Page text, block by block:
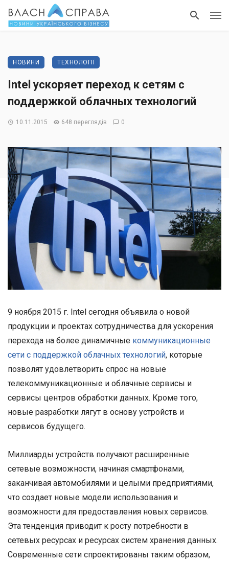
НОВИНИ ТЕХНОЛОГІЇ
Intel ускоряет переход к сетям с
поддержкой облачных технологий
10.11.2015 648 переглядів 0
9 ноября 2015 г. Intel сегодня объявила о новой
продукции и проектах сотрудничества для ускорения
перехода на более динамичные коммуникационные
сети с поддержкой облачных технологий, которые
позволят удовлетворить спрос на новые
телекоммуникационные и облачные сервисы и
сервисы центров обработки данных. Кроме того,
новые разработки лягут в основу устройств и
сервисов будущего.
Миллиарды устройств получают расширенные
сетевые возможности, начиная смартфонами,
заканчивая автомобилями и целыми предприятиями,
что создает новые модели использования и
возможности для предоставления новых сервисов.
Эта тенденция приводит к росту потребности в
сетевых ресурсах и ресурсах систем хранения данных.
Современные сети спроектированы таким образом,